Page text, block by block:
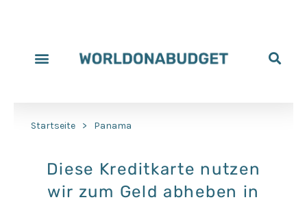
Startseite > Panama
Diese Kreditkarte nutzen
wir zum Geld abheben in